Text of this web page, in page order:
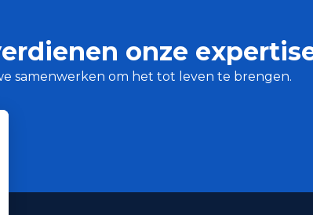
onze
samenwerken om het tot leven te brengen.